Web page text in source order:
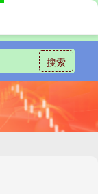
搜索